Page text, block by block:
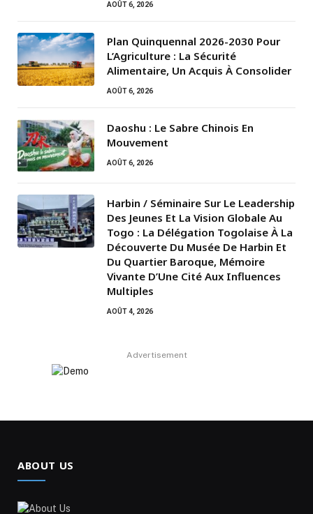
AOÛT 6, 2026
Plan Quinquennal 2026-2030 Pour
L’Agriculture : La Sécurité
Alimentaire, Un Acquis À Consolider
AOÛT 6, 2026
Daoshu : Le Sabre Chinois En
Mouvement
AOÛT 6, 2026
Harbin / Séminaire Sur Le Leadership
Des Jeunes Et La Vision Globale Au
Togo : La Délégation Togolaise À La
Découverte Du Musée De Harbin Et
Du Quartier Baroque, Mémoire
Vivante D’Une Cité Aux Influences
Multiples
AOÛT 4, 2026
Advertisement
ABOUT US